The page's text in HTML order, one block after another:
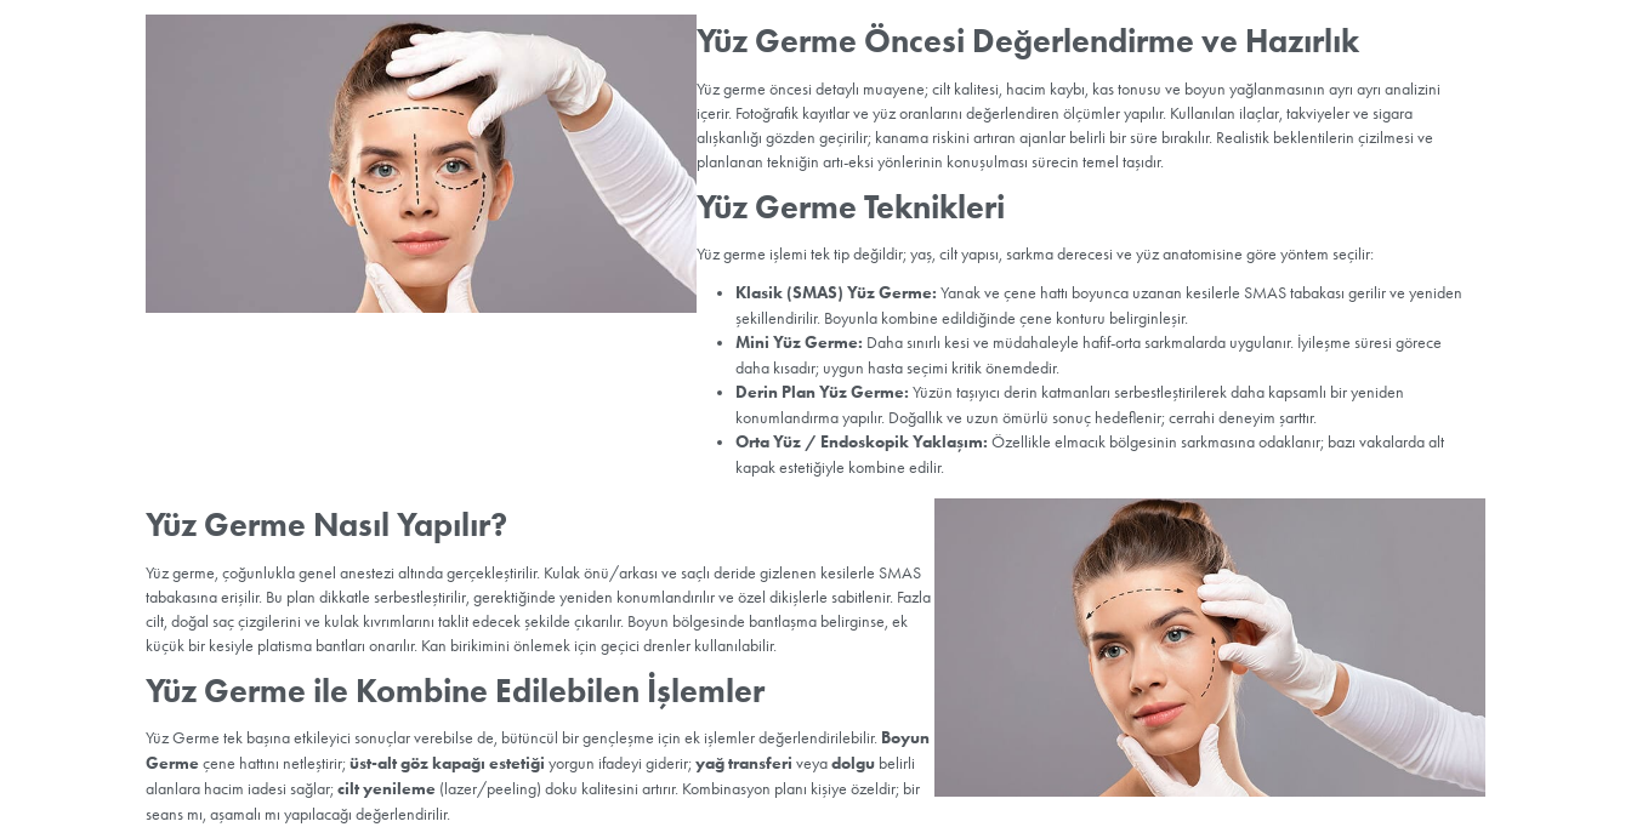
Yüz Germe; yanak sarkması, marionette çizgilerinin belirginleşmesi, nazolabial olukların derinleşmesi,
“jowl” olarak bilinen çene kenarı sarkmaları ve boyun bantlarının rahatsız edici hale gelmesi durumlarında
değerlendirilir. Genellikle cilt elastikiyetinin belirgin biçimde azaldığı, ancak genel sağlık durumunun
cerrahiye elverişli olduğu hastalar uygundur. Sigara kullanımı, kontrolsüz kronik hastalıklar veya yara
iyileşmesini etkileyen durumlar karar sürecinde dikkate alınır.
Yüz ve boyun bölgesinde belirgin sarkma ve gevşeme olanlar
Derin kırışıklık ve çizgilere sahip olanlar
Yüz konturlarını ve gençlik dolgunluğunu kaybetmiş olanlar
Genel sağlık durumu iyi olan ve ciddi sağlık problemi bulunmayanlar
Sigara kullanmayan veya ameliyattan önce bırakmayı kabul edenler
Yüz germe ameliyatı genellikle orta yaş ve üstü bireyler tarafından tercih edilir ve sonuçları birkaç yıl
boyunca kalıcı olabilir. Yaşlı yüz görünümüne sahip kişiler yüz germe ameliyatını sıklıkla tercih etmektedir.
Yüz Germe Öncesi Değerlendirme ve
Yüz germe öncesi detaylı muayene; cilt kalitesi, hacim kaybı, kas tonusu ve boyun
içerir. Fotoğrafik kayıtlar ve yüz oranlarını değerlendiren ölçümler yapılır. Kullanılan ilaçlar,
alışkanlığı gözden geçirilir; kanama riskini artıran ajanlar belirli bir süre bırakılır. Realistik
planlanan tekniğin artı-eksi yönlerinin konuşulması sürecin temel taşıdır.
Yüz Germe Teknikleri
Yüz germe işlemi tek tip değildir; yaş, cilt yapısı, sarkma derecesi ve yüz anatomisine göre
Klasik (SMAS) Yüz Germe:Yanak ve çene hattı boyunca uzanan kesilerle SMAS